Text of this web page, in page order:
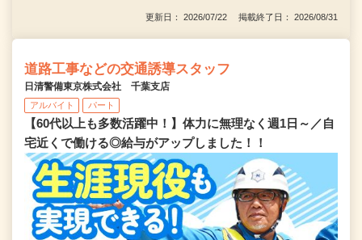
更新日： 2026/07/22 掲載終了日： 2026/08/31
道路工事などの交通誘導スタッフ
日清警備東京株式会社 千葉支店
アルバイト パート
【60代以上も多数活躍中！】体力に無理なく週1日～／自
宅近くで働ける◎給与がアップしました！！